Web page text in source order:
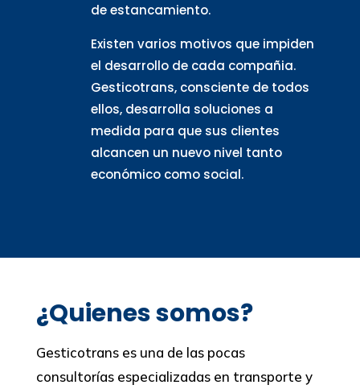
de estancamiento.
Existen varios motivos que impiden
el desarrollo de cada compañia.
Gesticotrans, consciente de todos
ellos, desarrolla soluciones a
medida para que sus clientes
alcancen un nuevo nivel tanto
económico como social.
¿Quienes somos?
Gesticotrans es una de las pocas
consultorías especializadas en transporte y